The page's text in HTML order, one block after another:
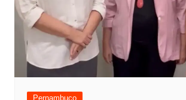
Pernambuco